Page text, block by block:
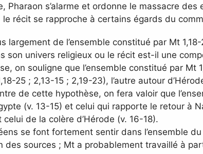
Pharaon s’alarme et ordonne le massacre des
récit se rapproche à certains égards du
largement de l’ensemble constitué par Mt
son univers religieux ou le récit est-il une
on souligne que l’ensemble constitué par Mt
25 ; 2,13-15 ; 2,19-23), l’autre autour
de cette hypothèse, on fera valoir que
(v. 13-15) et celui qui rapporte le retour à
de la colère d’Hérode (v. 16-18).
se font fortement sentir dans l’ensemble
sources ; Mt a probablement travaillé à